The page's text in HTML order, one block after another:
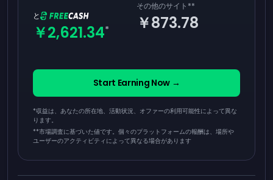
と
￥2,621.34*
その他のサイト **
￥873.78
Start Earning Now →
*収益は、あなたの所在地、活動状況、オファーの利用可能性によって異な
ります。
**市場調査に基づいた値です。個々のプラットフォームの報酬は、場所や
ユーザーのアクティビティによって異なる場合があります